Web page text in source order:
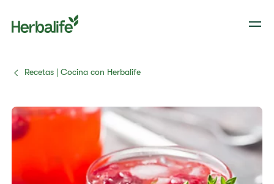
Recetas | Cocina con Herbalife